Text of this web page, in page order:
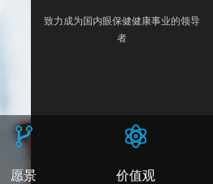
愿景 价值观
致力成为国内眼保健健康事业的领导
者